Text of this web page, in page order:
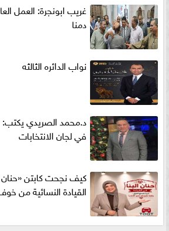
غريب ابونجرة: العمل
دمنا
نواب الدائره الثالثه
د.محمد الصريدي يكتب:
في لجان الانتخابات
كيف نجحت كابتن «حنان
القيادة النسائية من